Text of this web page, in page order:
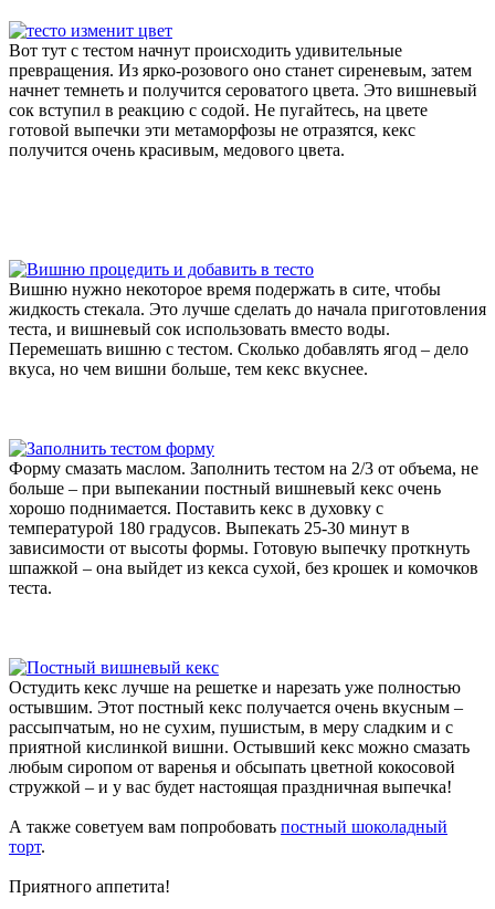
Вот тут с тестом начнут происходить удивительные
превращения. Из ярко-розового оно станет сиреневым, затем
начнет темнеть и получится сероватого цвета. Это вишневый
сок вступил в реакцию с содой. Не пугайтесь, на цвете
готовой выпечки эти метаморфозы не отразятся, кекс
получится очень красивым, медового цвета.
Вишню нужно некоторое время подержать в сите, чтобы
жидкость стекала. Это лучше сделать до начала приготовления
теста, и вишневый сок использовать вместо воды.
Перемешать вишню с тестом. Сколько добавлять ягод – дело
вкуса, но чем вишни больше, тем кекс вкуснее.
Форму смазать маслом. Заполнить тестом на 2/3 от объема, не
больше – при выпекании постный вишневый кекс очень
хорошо поднимается. Поставить кекс в духовку с
температурой 180 градусов. Выпекать 25-30 минут в
зависимости от высоты формы. Готовую выпечку проткнуть
шпажкой – она выйдет из кекса сухой, без крошек и комочков
теста.
Остудить кекс лучше на решетке и нарезать уже полностью
остывшим. Этот постный кекс получается очень вкусным –
рассыпчатым, но не сухим, пушистым, в меру сладким и с
приятной кислинкой вишни. Остывший кекс можно смазать
любым сиропом от варенья и обсыпать цветной кокосовой
стружкой – и у вас будет настоящая праздничная выпечка!
А также советуем вам попробовать постный шоколадный
торт.
Приятного аппетита!